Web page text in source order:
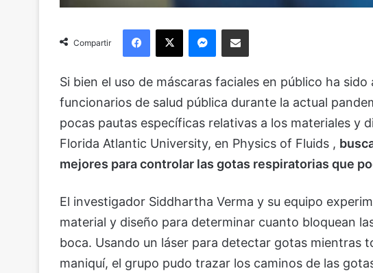
Compartir
Facebook
X Messenger
Compartir via Email
Si bien el uso de máscaras faciales en público ha
funcionarios de salud pública durante la actual
pocas pautas específicas relativas a los materiales y
Florida Atlantic University, en Physics of Fluids ,
mejores para controlar las gotas respiratorias que
El investigador Siddhartha Verma y su equipo
material y diseño para determinar cuanto bloquean
boca. Usando un láser para detectar gotas mientras
maniquí, el grupo pudo trazar los caminos de las